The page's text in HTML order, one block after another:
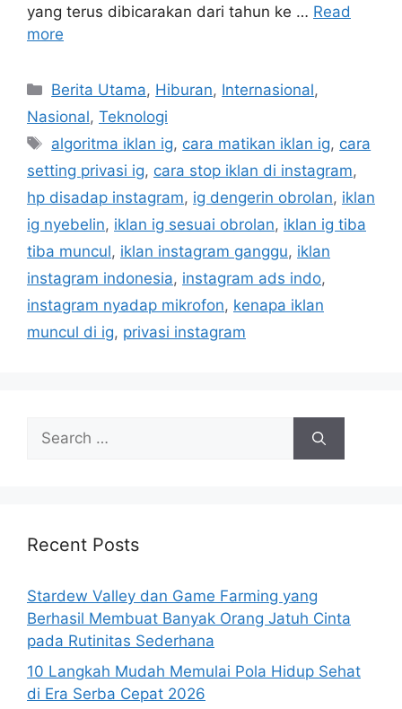
yang terus dibicarakan dari tahun ke … Read
more
Categories
Berita Utama, Hiburan, Internasional,
Nasional, Teknologi
Tags
algoritma iklan ig, cara matikan iklan ig, cara
setting privasi ig, cara stop iklan di instagram,
hp disadap instagram, ig dengerin obrolan, iklan
ig nyebelin, iklan ig sesuai obrolan, iklan ig tiba
tiba muncul, iklan instagram ganggu, iklan
instagram indonesia, instagram ads indo,
instagram nyadap mikrofon, kenapa iklan
muncul di ig, privasi instagram
Search
for:
Recent Posts
Stardew Valley dan Game Farming yang
Berhasil Membuat Banyak Orang Jatuh Cinta
pada Rutinitas Sederhana
10 Langkah Mudah Memulai Pola Hidup Sehat
di Era Serba Cepat 2026